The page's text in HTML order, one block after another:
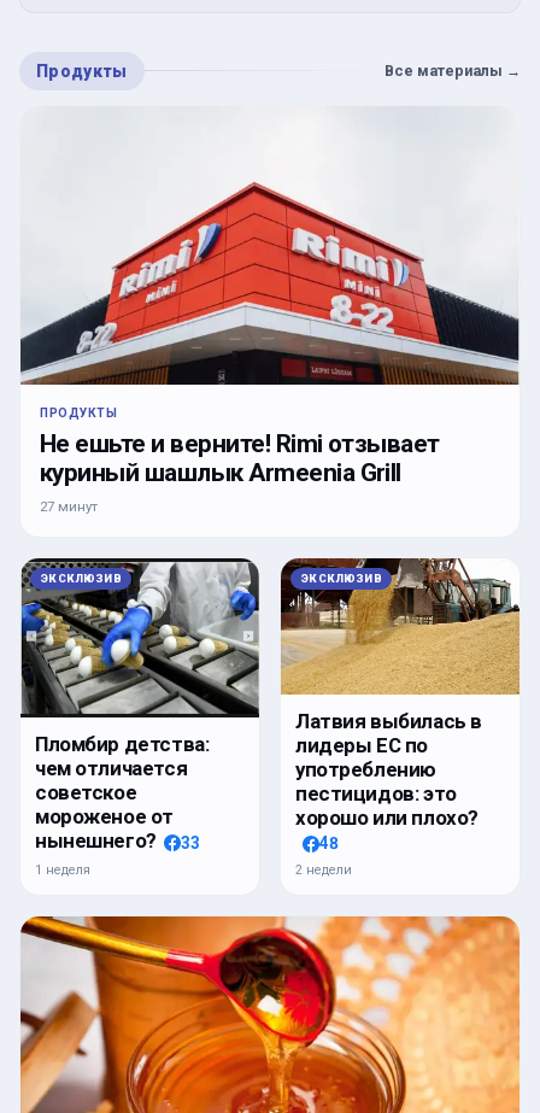
Продукты Все материалы →
ПРОДУКТЫ
Не ешьте и верните! Rimi отзывает
куриный шашлык Armeenia Grill
27 минут
ЭКСКЛЮЗИВ
Пломбир детства:
чем отличается
советское
мороженое от
нынешнего?
33
1 неделя
ЭКСКЛЮЗИВ
Латвия выбилась в
лидеры ЕС по
употреблению
пестицидов: это
хорошо или плохо?
48
2 недели